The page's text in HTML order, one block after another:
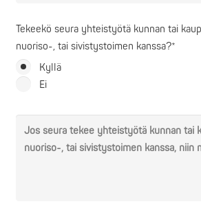
Tekeekö seura yhteistyötä kunnan tai
nuoriso-, tai sivistystoimen kanssa?*
Kyllä
Ei